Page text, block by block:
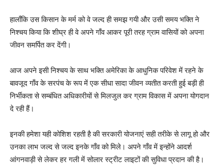
हालाँकि उस किसान के मर्म को वे जल्द ही समझ गयी और उसी समय भक्ति ने
निश्चय किया कि शीघ्र ही वे अपने गाँव आकर पूरी तरह ग्राम वासियों को अपना
जीवन समर्पित कर देंगी।
आज अपने इसी निश्चय के साथ भक्ति अमेरिका के आधुनिक परिवेश में रहने के
बावजूद गाँव के सरपंच के रूप में एक सीधा सादा जीवन व्यतीत करती हुई बड़ी ही
निर्भीकता से सम्बंधित अधिकारीयों से मिलजुल कर ग्राम विकास में अपना योगदान
दे रही हैं।
इनकी हमेशा यही कोशिश रहती है की सरकारी योजनाएं सही तरीके से लागू हो और
उनका लाभ जल्द से जल्द इनके गाँव को मिले। अपने गाँव में इन्होंने आदर्श
आंगनवाड़ी से लेकर हर गली में सोलार स्ट्रीट लाइटों की सुविधा प्रदान की है।